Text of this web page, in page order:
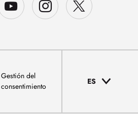
Gestión del
consentimiento
ES